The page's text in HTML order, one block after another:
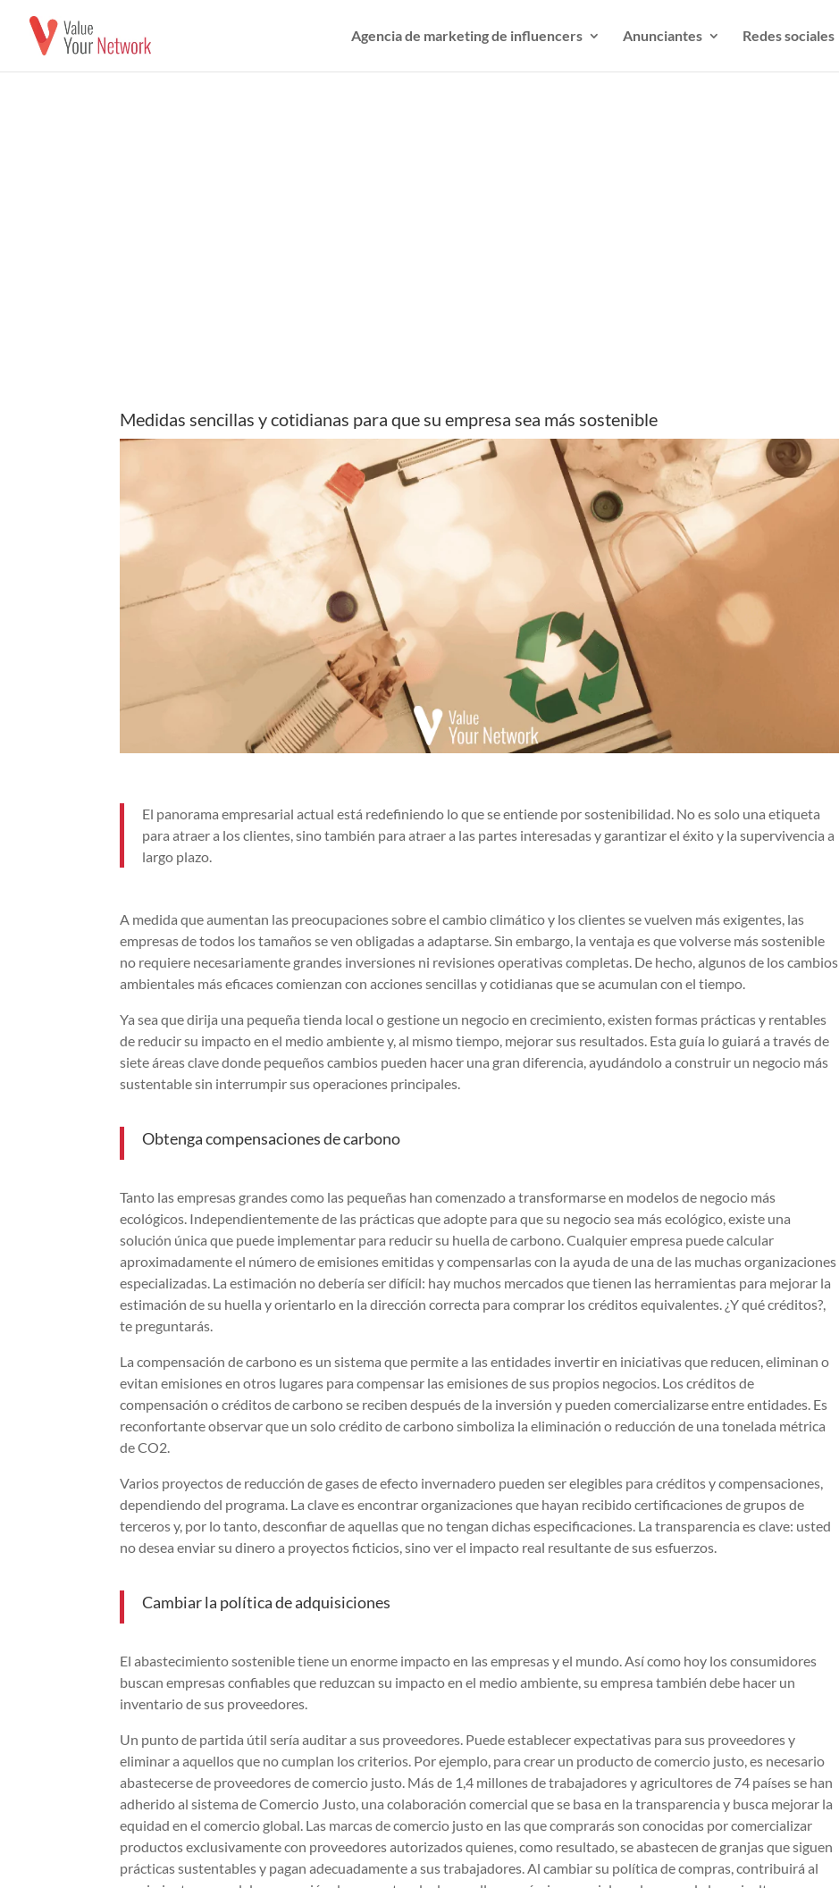
Agencia de marketing de influencers Anunciantes Redes sociales
Medidas sencillas y cotidianas para que su empresa sea más sostenible
El panorama empresarial actual está redefiniendo lo que se entiende por sostenibilidad. No es solo una etiqueta
para atraer a los clientes, sino también para atraer a las partes interesadas y garantizar el éxito y la supervivencia a
largo plazo.
A medida que aumentan las preocupaciones sobre el cambio climático y los clientes se vuelven más exigentes, las
empresas de todos los tamaños se ven obligadas a adaptarse. Sin embargo, la ventaja es que volverse más sostenible
no requiere necesariamente grandes inversiones ni revisiones operativas completas. De hecho, algunos de los cambios
ambientales más eficaces comienzan con acciones sencillas y cotidianas que se acumulan con el tiempo.
Ya sea que dirija una pequeña tienda local o gestione un negocio en crecimiento, existen formas prácticas y rentables
de reducir su impacto en el medio ambiente y, al mismo tiempo, mejorar sus resultados. Esta guía lo guiará a través de
siete áreas clave donde pequeños cambios pueden hacer una gran diferencia, ayudándolo a construir un negocio más
sustentable sin interrumpir sus operaciones principales.
Obtenga compensaciones de carbono
Tanto las empresas grandes como las pequeñas han comenzado a transformarse en modelos de negocio más
ecológicos. Independientemente de las prácticas que adopte para que su negocio sea más ecológico, existe una
solución única que puede implementar para reducir su huella de carbono. Cualquier empresa puede calcular
aproximadamente el número de emisiones emitidas y compensarlas con la ayuda de una de las muchas organizaciones
especializadas. La estimación no debería ser difícil: hay muchos mercados que tienen las herramientas para mejorar la
estimación de su huella y orientarlo en la dirección correcta para comprar los créditos equivalentes. ¿Y qué créditos?,
te preguntarás.
La compensación de carbono es un sistema que permite a las entidades invertir en iniciativas que reducen, eliminan o
evitan emisiones en otros lugares para compensar las emisiones de sus propios negocios. Los créditos de
compensación o créditos de carbono se reciben después de la inversión y pueden comercializarse entre entidades. Es
reconfortante observar que un solo crédito de carbono simboliza la eliminación o reducción de una tonelada métrica
de CO2.
Varios proyectos de reducción de gases de efecto invernadero pueden ser elegibles para créditos y compensaciones,
dependiendo del programa. La clave es encontrar organizaciones que hayan recibido certificaciones de grupos de
terceros y, por lo tanto, desconfiar de aquellas que no tengan dichas especificaciones. La transparencia es clave: usted
no desea enviar su dinero a proyectos ficticios, sino ver el impacto real resultante de sus esfuerzos.
Cambiar la política de adquisiciones
El abastecimiento sostenible tiene un enorme impacto en las empresas y el mundo. Así como hoy los consumidores
buscan empresas confiables que reduzcan su impacto en el medio ambiente, su empresa también debe hacer un
inventario de sus proveedores.
Un punto de partida útil sería auditar a sus proveedores. Puede establecer expectativas para sus proveedores y
eliminar a aquellos que no cumplan los criterios. Por ejemplo, para crear un producto de comercio justo, es necesario
abastecerse de proveedores de comercio justo. Más de 1,4 millones de trabajadores y agricultores de 74 países se han
adherido al sistema de Comercio Justo, una colaboración comercial que se basa en la transparencia y busca mejorar la
equidad en el comercio global. Las marcas de comercio justo en las que comprarás son conocidas por comercializar
productos exclusivamente con proveedores autorizados quienes, como resultado, se abastecen de granjas que siguen
prácticas sustentables y pagan adecuadamente a sus trabajadores. Al cambiar su política de compras, contribuirá al